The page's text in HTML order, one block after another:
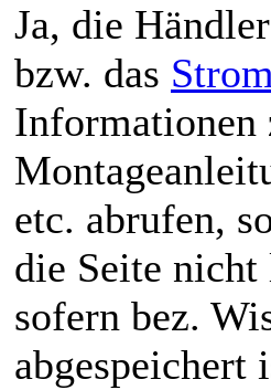
Ja, die
bzw. das
Informationen
etc. abrufen,
die Seite
sofern bez.
abgespeichert